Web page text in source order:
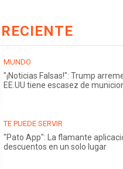
MUNDO
"¡Noticias Falsas!": Trump
EE.UU tiene escasez de
TE PUEDE SERVIR
"Pato App": La flamante
descuentos en un solo lugar